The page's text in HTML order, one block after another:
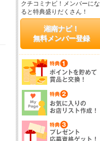
クチコミナビ！メンバーにな
ると特典盛りだくさん！
湘南ナビ！
無料メンバー登録